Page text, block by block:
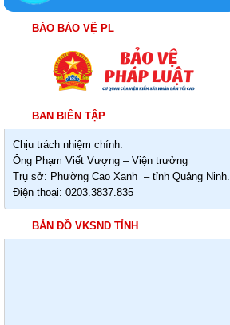
BÁO BẢO VỆ PL
BAN BIÊN TẬP
Chịu trách nhiệm chính:
Ông Phạm Viết Vượng – Viện trưởng
Trụ sở: Phường Cao Xanh – tỉnh Quảng Ninh.
Điện thoại: 0203.3837.835
BẢN ĐỒ VKSND TỈNH